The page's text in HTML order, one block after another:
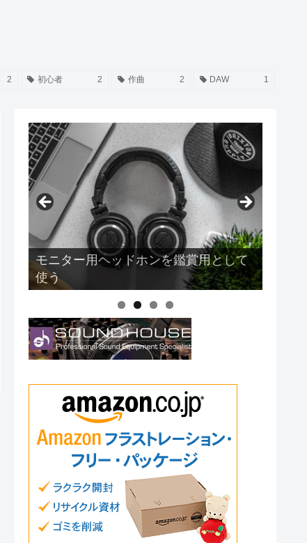
2 初心者 2 作曲 2 DAW 1
モニター用ヘッドホンを鑑賞用として
使う
Earpodsの音質は結局どうなのか